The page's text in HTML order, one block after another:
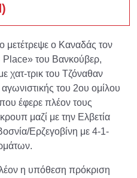
μετέτρεψε ο Καναδάς τον
του Βανκούβερ,
χατ-τρικ του Τζόναθαν
αγωνιστικής του 2ου ομίλου
έφερε πλέον τους
μαζί με την Ελβετία
Ερζεγοβίνη με 4-1-
η υπόθεση πρόκριση